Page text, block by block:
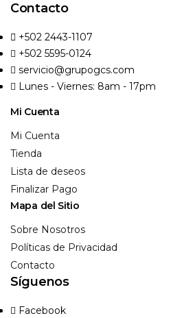
Contacto
+502 2443-1107
+502 5595-0124
servicio@grupogcs.com
Lunes - Viernes: 8am - 17pm
Mi Cuenta
Mi Cuenta
Tienda
Lista de deseos
Finalizar Pago
Mapa del Sitio
Sobre Nosotros
Políticas de Privacidad
Contacto
Síguenos
Facebook